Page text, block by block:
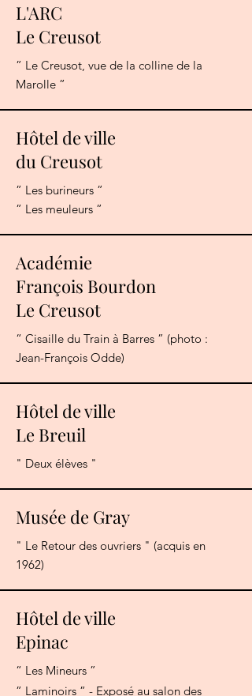
L'ARC
Le Creusot
” Le Creusot, vue de la colline de la
Marolle ”
Hôtel de ville
du Creusot
” Les burineurs ”
” Les meuleurs ”
Académie
François Bourdon
Le Creusot
“ Cisaille du Train à Barres ” (photo :
Jean-François Odde)
Hôtel de ville
Le Breuil
" Deux élèves "
Musée de Gray
" Le Retour des ouvriers " (acquis en
1962)
Hôtel de ville
Epinac
“ Les Mineurs ”
” Laminoirs ” - Exposé au salon des